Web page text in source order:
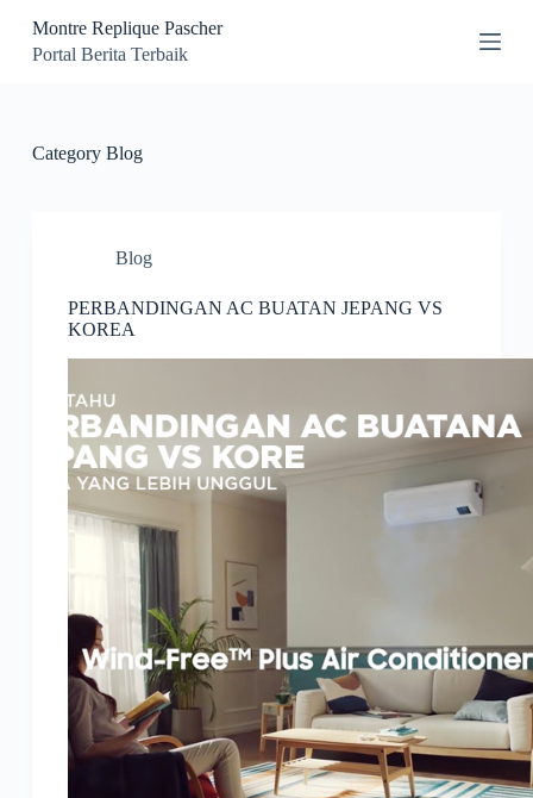
S
k
Montre Replique Pascher
Portal Berita Terbaik
CategoryBlog
Blog
PERBANDINGAN AC BUATAN JEPANG VS
KOREA